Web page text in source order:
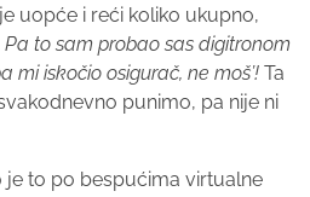
uopće i reći koliko ukupno,
Pa to sam probao sas digitronom
mi iskočio osigurač, ne moš’! Ta
punimo, pa nije ni
je to po bespućima virtualne